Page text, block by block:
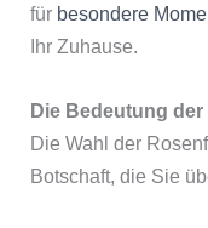
für besondere
Ihr Zuhause.
Die Bedeutung
Die Wahl der
Botschaft, die Sie